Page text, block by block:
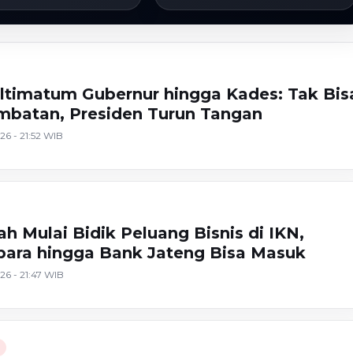
Gubernur hingga Kades: Tak
Presiden Turun Tangan
- 21:52 WIB
Mulai Bidik Peluang Bisnis di IKN,
hingga Bank Jateng Bisa Masuk
- 21:47 WIB